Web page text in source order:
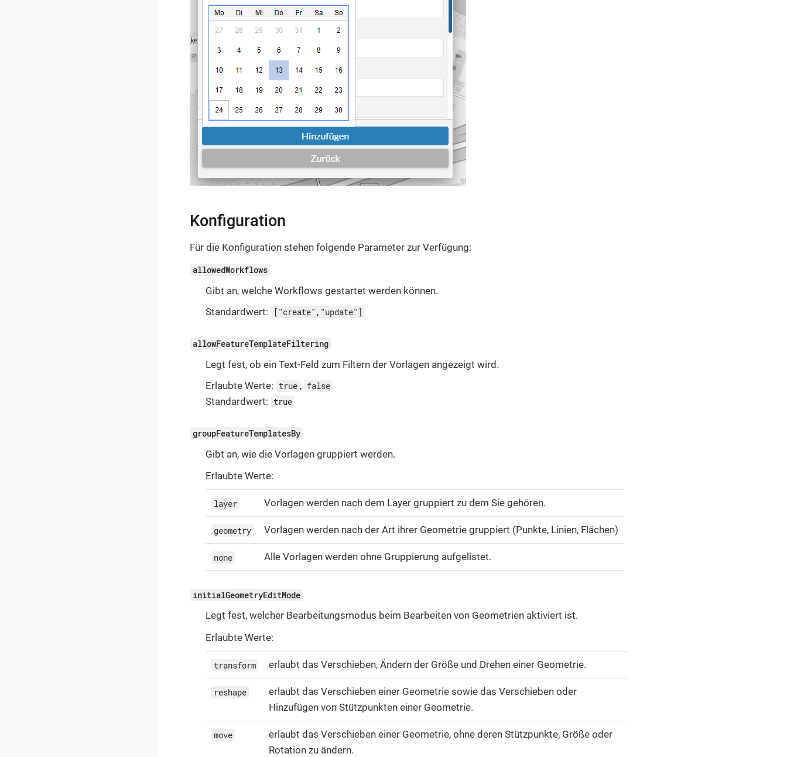
Konfiguration
Für die Konfiguration stehen folgende Parameter zur Verfügung:
allowedWorkflows
Gibt an, welche Workflows gestartet werden können.
Standardwert:
["create","update"]
allowFeatureTemplateFiltering
Legt fest, ob ein Text-Feld zum Filtern der Vorlagen angezeigt wird.
Erlaubte Werte: true , false
Standardwert: true
groupFeatureTemplatesBy
Gibt an, wie die Vorlagen gruppiert werden.
Erlaubte Werte:
layer Vorlagen werden nach dem Layer gruppiert zu dem Sie gehören.
geometry Vorlagen werden nach der Art ihrer Geometrie gruppiert (Punkte, Linien, Flächen)
none Alle Vorlagen werden ohne Gruppierung aufgelistet.
initialGeometryEditMode
Legt fest, welcher Bearbeitungsmodus beim Bearbeiten von Geometrien aktiviert ist.
Erlaubte Werte:
transform erlaubt das Verschieben, Ändern der Größe und Drehen einer Geometrie.
reshape
erlaubt das Verschieben einer Geometrie sowie das Verschieben oder
Hinzufügen von Stützpunkten einer Geometrie.
move
erlaubt das Verschieben einer Geometrie, ohne deren Stützpunkte, Größe oder
Rotation zu ändern.